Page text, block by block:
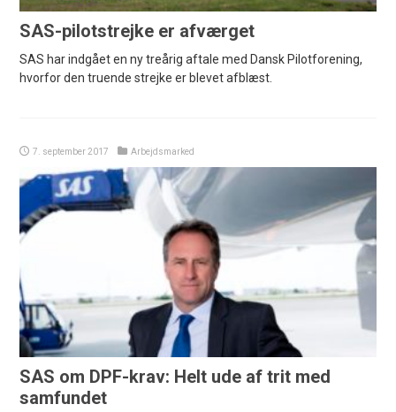
SAS-pilotstrejke er afværget
SAS har indgået en ny treårig aftale med Dansk Pilotforening,
hvorfor den truende strejke er blevet afblæst.
7. september 2017 Arbejdsmarked
SAS om DPF-krav: Helt ude af trit med
samfundet